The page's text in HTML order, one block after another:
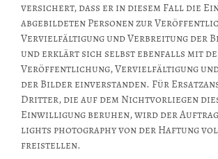
versichert, dass er in diesem Fall die
abgebildeten Personen zur
Vervielfältigung und Verbreitung der
und erklärt sich selbst ebenfalls mit
Veröffentlichung, Vervielfältigung
der Bilder einverstanden. Für
Dritter, die auf dem Nichtvorliegen
Einwilligung beruhen, wird der
lights photography von der Haftung
freistellen.